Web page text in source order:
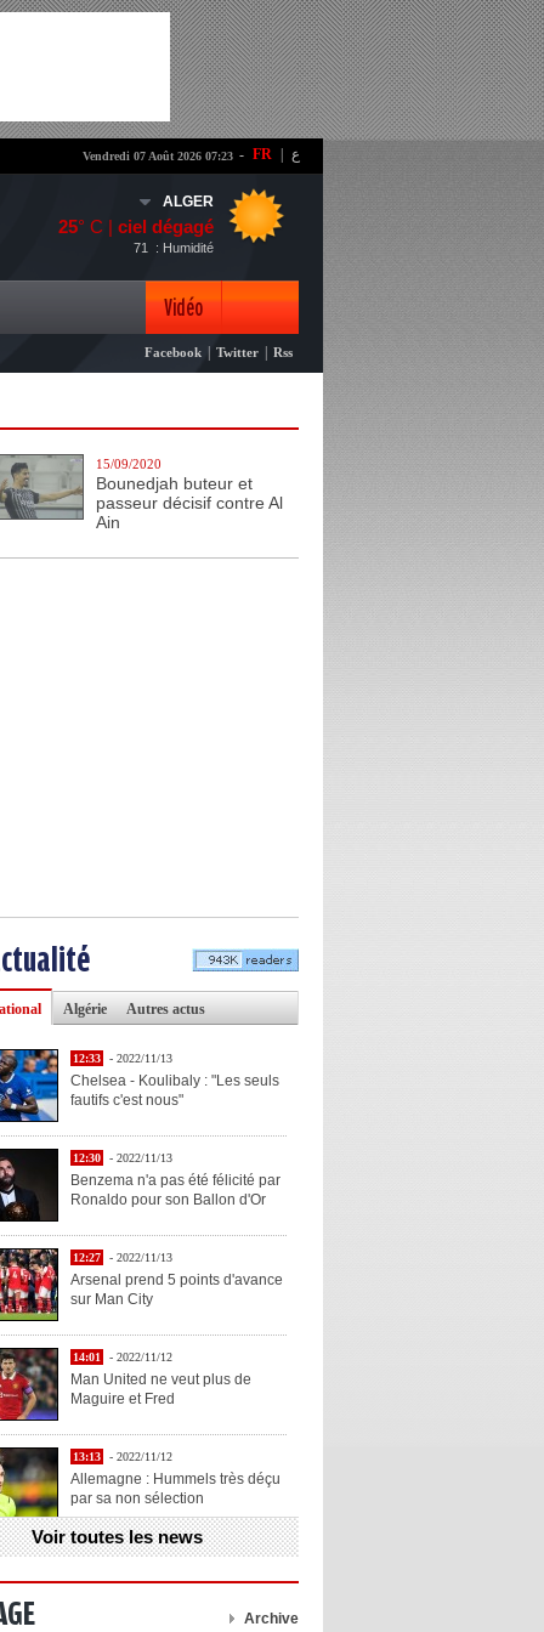
- FR ع Vendredi 07 Août 2026 07:23
ALGER
25° C | ciel dégagé
: Humidité
71
Vidéo
Photo
Facebook Twitter Rss
15/09/2020
Bounedjah buteur et
passeur décisif contre Al
Ain
Algérie Autres actus
12:33 - 2022/11/13
Chelsea - Koulibaly : "Les seuls
fautifs c'est nous"
12:30 - 2022/11/13
Benzema n'a pas été félicité par
Ronaldo pour son Ballon d'Or
12:27 - 2022/11/13
Arsenal prend 5 points d'avance
sur Man City
14:01 - 2022/11/12
Man United ne veut plus de
Maguire et Fred
13:13 - 2022/11/12
Allemagne : Hummels très déçu
par sa non sélection
13:11 - 2022/11/12
Henry explique la chose qu'il
Voir toutes les news
Archive